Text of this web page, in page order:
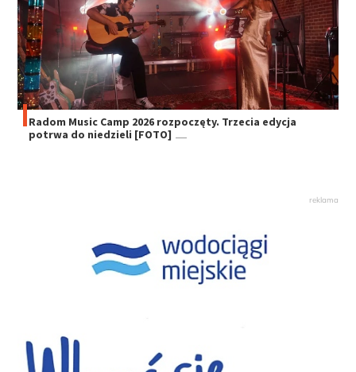
Radom Music Camp 2026 rozpoczęty. Trzecia edycja
potrwa do niedzieli [FOTO]